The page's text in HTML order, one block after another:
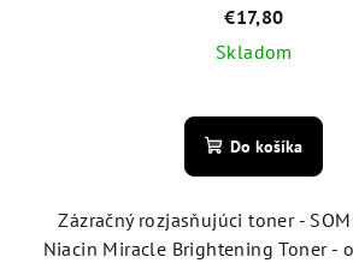
€17,80
Skladom
hodnotenie
produktu
je
Do košíka
Zázračný rozjasňujúci toner -
Niacin Miracle Brightening Toner -